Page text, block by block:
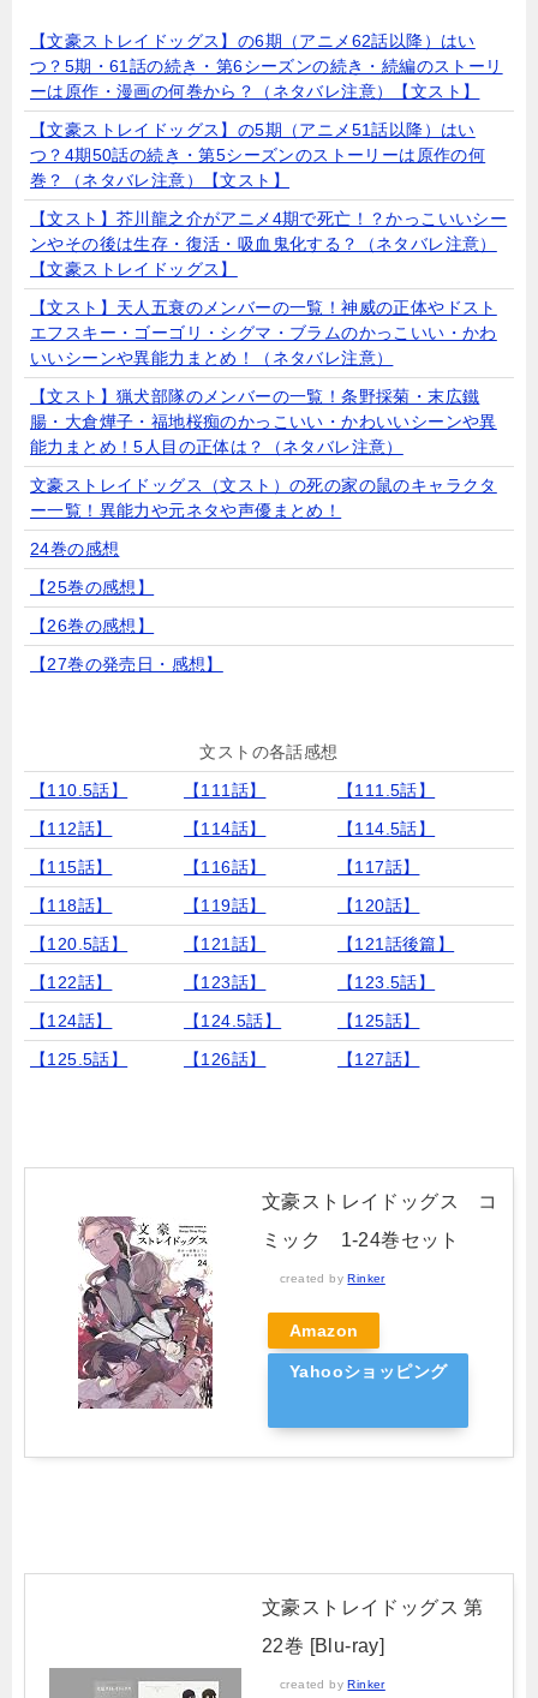
【文豪ストレイドッグス】の6期（アニメ62話以降）はい
つ？5期・61話の続き・第6シーズンの続き・続編のストーリ
ーは原作・漫画の何巻から？（ネタバレ注意）【文スト】
【文豪ストレイドッグス】の5期（アニメ51話以降）はい
つ？4期50話の続き・第5シーズンのストーリーは原作の何
巻？（ネタバレ注意）【文スト】
【文スト】芥川龍之介がアニメ4期で死亡！？かっこいいシー
ンやその後は生存・復活・吸血鬼化する？（ネタバレ注意）
【文豪ストレイドッグス】
【文スト】天人五衰のメンバーの一覧！神威の正体やドスト
エフスキー・ゴーゴリ・シグマ・ブラムのかっこいい・かわ
いいシーンや異能力まとめ！（ネタバレ注意）
【文スト】猟犬部隊のメンバーの一覧！条野採菊・末広鐵
腸・大倉燁子・福地桜痴のかっこいい・かわいいシーンや異
能力まとめ！5人目の正体は？（ネタバレ注意）
文豪ストレイドッグス（文スト）の死の家の鼠のキャラクタ
ー一覧！異能力や元ネタや声優まとめ！
24巻の感想
【25巻の感想】
【26巻の感想】
【27巻の発売日・感想】
文ストの各話感想
【110.5話】
【111話】
【111.5話】
【112話】
【114話】
【114.5話】
【115話】
【116話】
【117話】
【118話】
【119話】
【120話】
【120.5話】
【121話】
【121話後篇】
【122話】
【123話】
【123.5話】
【124話】
【124.5話】
【125話】
【125.5話】
【126話】 【127話】
文豪ストレイドッグス コ
ミック 1-24巻セット
created byRinker
Amazon
Yahooショッピング
文豪ストレイドッグス 第
22巻 [Blu-ray]
created byRinker